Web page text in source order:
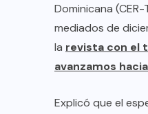
Dominicana
mediados de
la revista con el
avanzamos
Explicó que el